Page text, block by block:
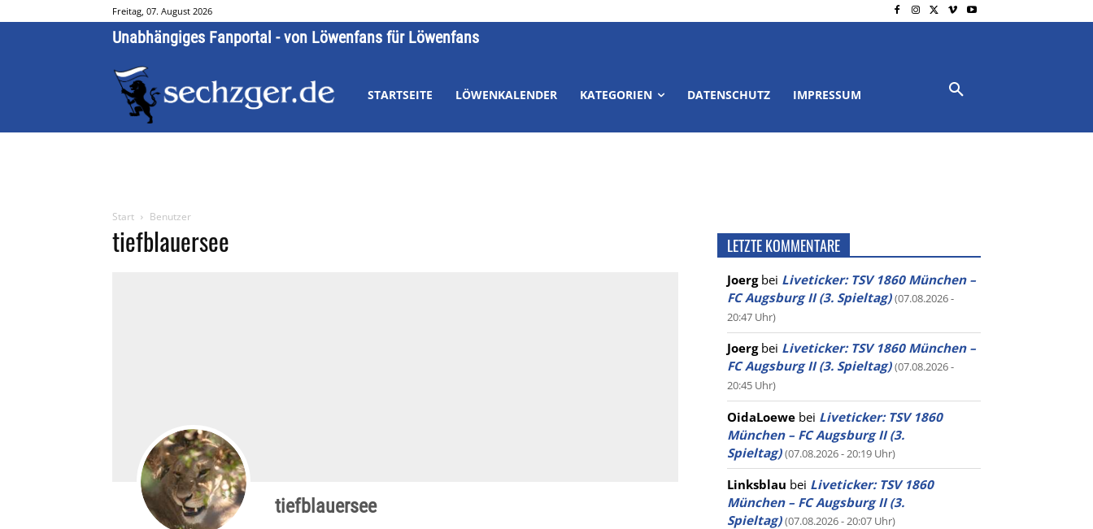
Freitag, 07. August 2026
Unabhängiges Fanportal - von Löwenfans für Löwenfans
STARTSEITE LÖWENKALENDER KATEGORIEN DATENSCHUTZ IMPRESSUM
Start Benutzer
tiefblauersee
tiefblauersee
LETZTE KOMMENTARE
Joergbei Liveticker: TSV 1860 München –
FC Augsburg II (3. Spieltag) (07.08.2026 -
20:47 Uhr)
Joergbei Liveticker: TSV 1860 München –
FC Augsburg II (3. Spieltag) (07.08.2026 -
20:45 Uhr)
OidaLoewe bei Liveticker: TSV 1860
München – FC Augsburg II (3.
Spieltag) (07.08.2026 - 20:19 Uhr)
Linksblau bei Liveticker: TSV 1860
München – FC Augsburg II (3.
Spieltag) (07.08.2026 - 20:07 Uhr)